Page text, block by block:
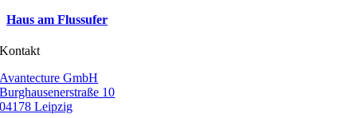
Haus am Flussufer
Kontakt
Avantecture GmbH
Burghausenerstraße 10
04178 Leipzig